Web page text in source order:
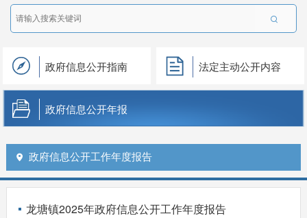

政府信息公开指南 法定主动公开内容
政府信息公开年报
 政府信息公开工作年度报告
龙塘镇2025年政府信息公开工作年度报告